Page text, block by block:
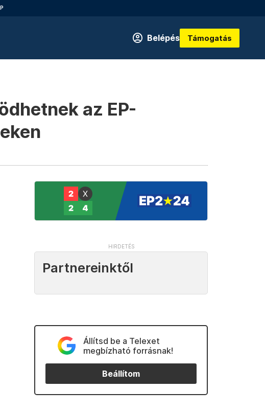
Belépés Támogatás
az EP-
Partnereinktől
Állítsd be a Telexet
megbízható forrásnak!
Beállítom